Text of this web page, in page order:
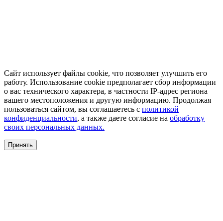
Сайт использует файлы cookie, что позволяет улучшить его
работу. Использование cookie предполагает сбор информации
о вас технического характера, в частности IP-адрес региона
вашего местоположения и другую информацию. Продолжая
пользоваться сайтом, вы соглашаетесь с политикой
конфиденциальности, а также даете согласие на обработку
своих персональных данных.
Принять